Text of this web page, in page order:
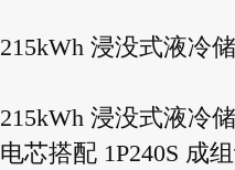
215kWh 浸没式液冷
215kWh 浸没式液冷
电芯搭配 1P240S 成